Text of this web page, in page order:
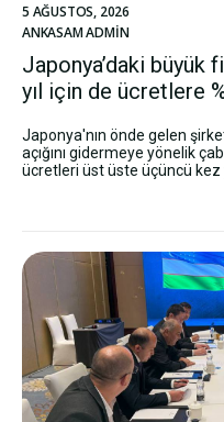
5 AĞUSTOS, 2026
ANKASAM ADMIN
Japonya’daki büyük
yıl için de ücretlere
Japonya'nın önde gelen
açığını gidermeye yönelik
ücretleri üst üste üçüncü kez